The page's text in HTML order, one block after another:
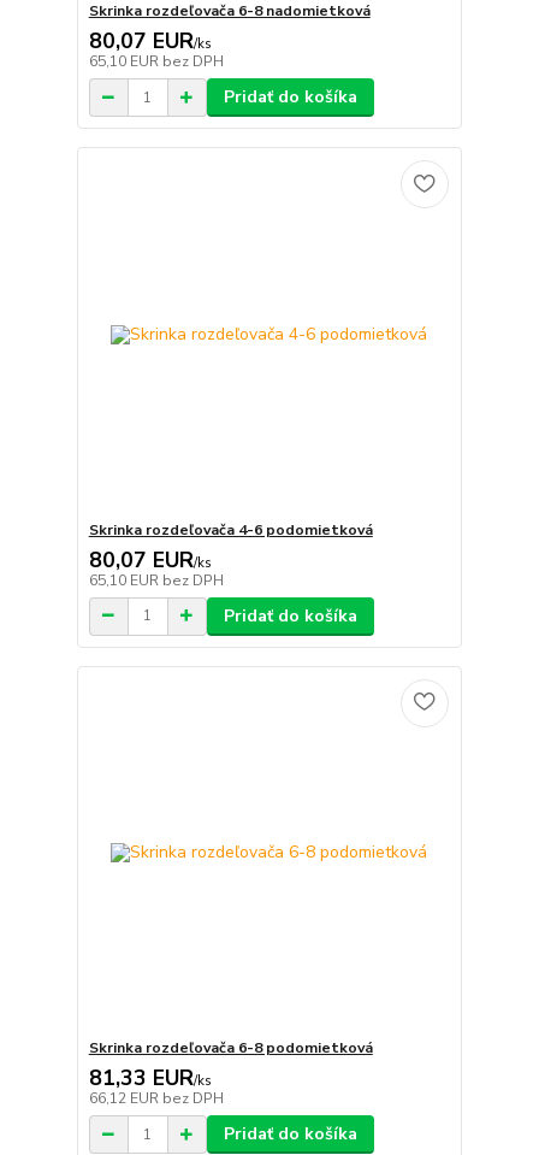
Skrinka rozdeľovača 6-8 nadomietková
80,07 EUR/ks
65,10 EUR bez DPH
Pridať do košíka
Skrinka rozdeľovača 4-6 podomietková
80,07 EUR/ks
65,10 EUR bez DPH
Pridať do košíka
Skrinka rozdeľovača 6-8 podomietková
81,33 EUR/ks
66,12 EUR bez DPH
Pridať do košíka